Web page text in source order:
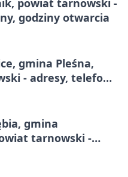
godziny otwarcia
gmina Pleśna,
- adresy, telefony,
gmina
tarnowski -